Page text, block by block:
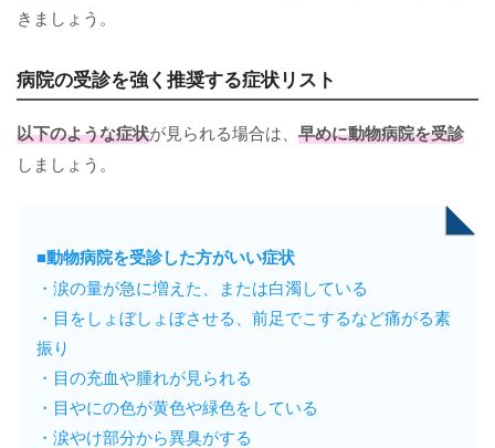
きましょう。
病院の受診を強く推奨する症状リスト
以下のような症状が見られる場合は、 早めに動物病院を受診
しましょう。
■動物病院を受診した方がいい症状
・涙の量が急に増えた、または白濁している
・目をしょぼしょぼさせる、前足でこするなど痛がる素
振り
・目の充血や腫れが見られる
・目やにの色が黄色や緑色をしている
・涙やけ部分から異臭がする